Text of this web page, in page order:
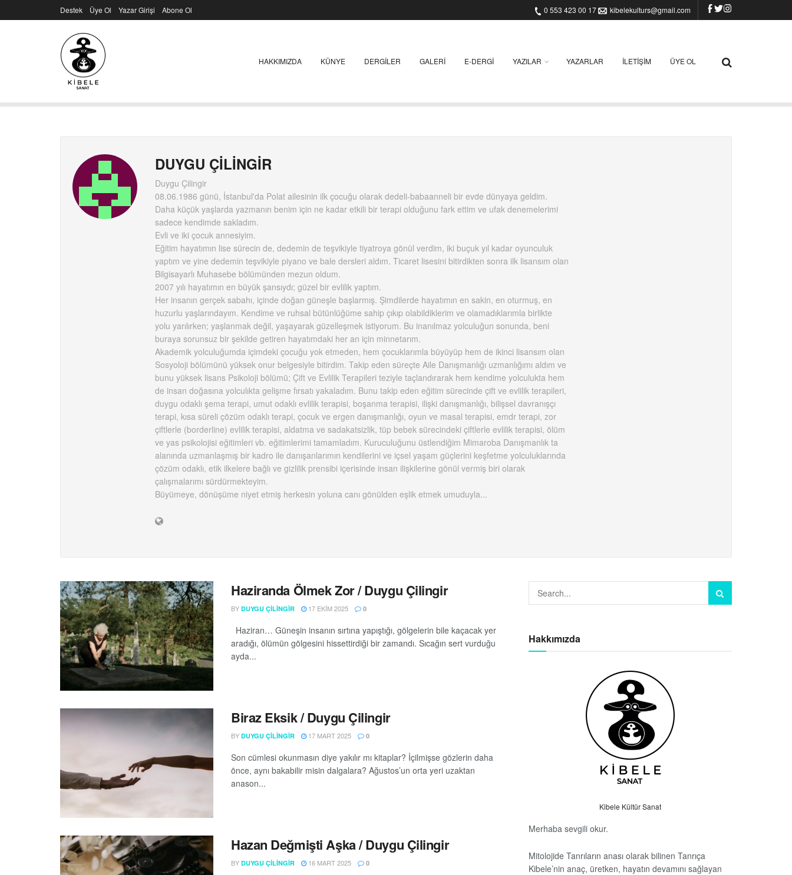
Destek Üye Ol Yazar Girişi Abone Ol 0 553 423 00 17 kibelekulturs@gmail.com
HAKKIMIZDA KÜNYE DERGILER GALERI E-DERGI YAZILAR YAZARLAR İLETIŞIM ÜYE OL
DUYGU ÇİLİNGİR
Duygu Çilingir
08.06.1986 günü, İstanbul'da Polat ailesinin ilk çocuğu olarak dedeli-babaanneli bir evde dünyaya geldim.
Daha küçük yaşlarda yazmanın benim için ne kadar etkili bir terapi olduğunu fark ettim ve ufak denemelerimi
sadece kendimde sakladım.
Evli ve iki çocuk annesiyim.
Eğitim hayatımın lise sürecin de, dedemin de teşvikiyle tiyatroya gönül verdim, iki buçuk yıl kadar oyunculuk
yaptım ve yine dedemin teşvikiyle piyano ve bale dersleri aldım. Ticaret lisesini bitirdikten sonra ilk lisansım olan
Bilgisayarlı Muhasebe bölümünden mezun oldum.
2007 yılı hayatımın en büyük şansıydı; güzel bir evlilik yaptım.
Her insanın gerçek sabahı, içinde doğan güneşle başlarmış. Şimdilerde hayatımın en sakin, en oturmuş, en
huzurlu yaşlarındayım. Kendime ve ruhsal bütünlüğüme sahip çıkıp olabildiklerim ve olamadıklarımla birlikte
yolu yarılırken; yaşlanmak değil, yaşayarak güzelleşmek istiyorum. Bu inanılmaz yolculuğun sonunda, beni
buraya sorunsuz bir şekilde getiren hayatımdaki her an için minnetarım.
Akademik yolculuğumda içimdeki çocuğu yok etmeden, hem çocuklarımla büyüyüp hem de ikinci lisansım olan
Sosyoloji bölümünü yüksek onur belgesiyle bitirdim. Takip eden süreçte Aile Danışmanlığı uzmanlığımı aldım ve
bunu yüksek lisans Psikoloji bölümü; Çift ve Evlilik Terapileri teziyle taçlandırarak hem kendime yolculukta hem
de insan doğasına yolculıkta gelişme fırsatı yakaladım. Bunu takip eden eğitim sürecinde çift ve evlilik terapileri,
duygu odaklı şema terapi, umut odaklı evlilik terapisi, boşanma terapisi, ilişki danışmanlığı, bilişsel davranışçı
terapi, kısa süreli çözüm odaklı terapi, çocuk ve ergen danışmanlığı, oyun ve masal terapisi, emdr terapi, zor
çiftlerle (borderline) evlilik terapisi, aldatma ve sadakatsizlik, tüp bebek sürecindeki çiftlerle evlilik terapisi, ölüm
ve yas psikolojisi eğitimleri vb. eğitimlerimi tamamladım. Kuruculuğunu üstlendiğim Mimaroba Danışmanlık ta
alanında uzmanlaşmış bir kadro ile danışanlarımın kendilerini ve içsel yaşam güçlerini keşfetme yolculuklarında
çözüm odaklı, etik ilkelere bağlı ve gizlilik prensibi içerisinde insan ilişkilerine gönül vermiş biri olarak
çalışmalarımı sürdürmekteyim.
Büyümeye, dönüşüme niyet etmiş herkesin yoluna canı gönülden eşlik etmek umuduyla...
Haziranda Ölmek Zor / Duygu Çilingir
BY DUYGU ÇİLİNGİR 17 EKIM 2025 0
Haziran… Güneşin insanın sırtına yapıştığı, gölgelerin bile kaçacak yer
aradığı, ölümün gölgesini hissettirdiği bir zamandı. Sıcağın sert vurduğu
ayda...
Biraz Eksik / Duygu Çilingir
BY DUYGU ÇİLİNGİR 17 MART 2025 0
Son cümlesi okunmasın diye yakılır mı kitaplar? İçilmişse gözlerin daha
önce, aynı bakabilir misin dalgalara? Ağustos’un orta yeri uzaktan
anason...
Hazan Değmişti Aşka / Duygu Çilingir
BY DUYGU ÇİLİNGİR 16 MART 2025 0
Hakkımızda
Kibele Kültür Sanat
Merhaba sevgili okur.
Mitolojide Tanrıların anası olarak bilinen Tanrıça
Kibele’nin anaç, üretken, hayatın devamını sağlayan